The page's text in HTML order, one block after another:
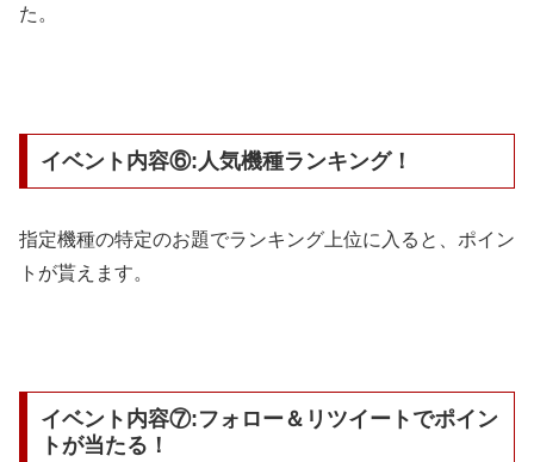
た。
イベント内容⑥:人気機種ランキング！
指定機種の特定のお題でランキング上位に入ると、ポイン
トが貰えます。
イベント内容⑦:フォロー＆リツイートでポイン
トが当たる！